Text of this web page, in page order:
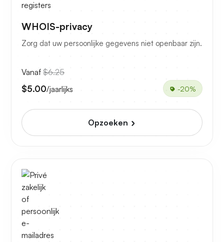
WHOIS-privacy
Zorg dat uw persoonlijke gegevens niet openbaar zijn.
Vanaf $6.25
$5.00/jaarlijks -20%
Opzoeken